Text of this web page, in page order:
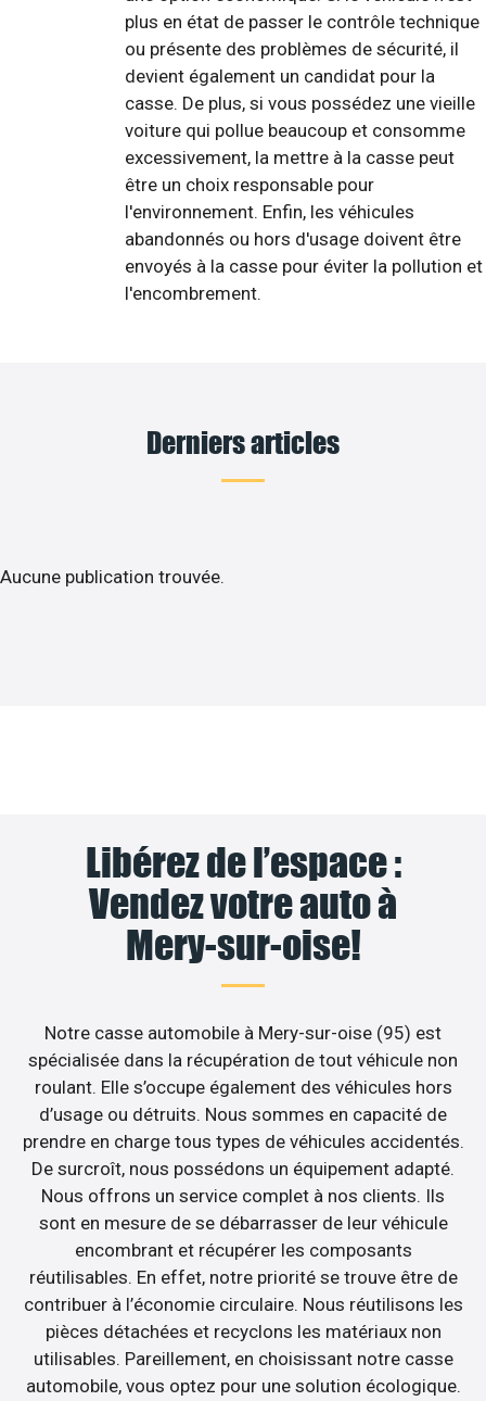
plus en état de passer le contrôle technique
ou présente des problèmes de sécurité, il
devient également un candidat pour la
casse. De plus, si vous possédez une vieille
voiture qui pollue beaucoup et consomme
excessivement, la mettre à la casse peut
être un choix responsable pour
l'environnement. Enfin, les véhicules
abandonnés ou hors d'usage doivent être
envoyés à la casse pour éviter la pollution et
l'encombrement.
Derniers articles
Aucune publication trouvée.
Libérez de l’espace :
Vendez votre auto à
Mery-sur-oise!
Notre casse automobile à Mery-sur-oise (95) est
spécialisée dans la récupération de tout véhicule non
roulant. Elle s’occupe également des véhicules hors
d’usage ou détruits. Nous sommes en capacité de
prendre en charge tous types de véhicules accidentés.
De surcroît, nous possédons un équipement adapté.
Nous offrons un service complet à nos clients. Ils
sont en mesure de se débarrasser de leur véhicule
encombrant et récupérer les composants
réutilisables. En effet, notre priorité se trouve être de
contribuer à l’économie circulaire. Nous réutilisons les
pièces détachées et recyclons les matériaux non
utilisables. Pareillement, en choisissant notre casse
automobile, vous optez pour une solution écologique.